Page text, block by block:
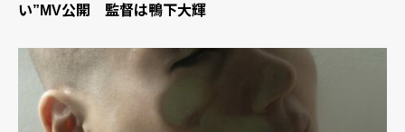
い”MV公開 監督は鴨下大輝